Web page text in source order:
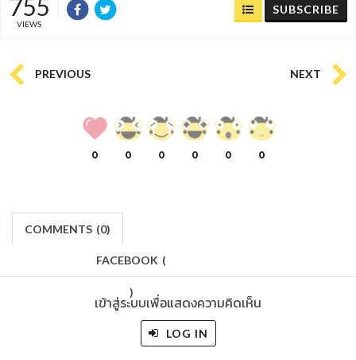
755
VIEWS
SUBSCRIBE
PREVIOUS NEXT
0 0 0 0 0 0
COMMENTS (0)
FACEBOOK (
)
เข้าสู่ระบบเพื่อแสดงความคิดเห็น
LOG IN